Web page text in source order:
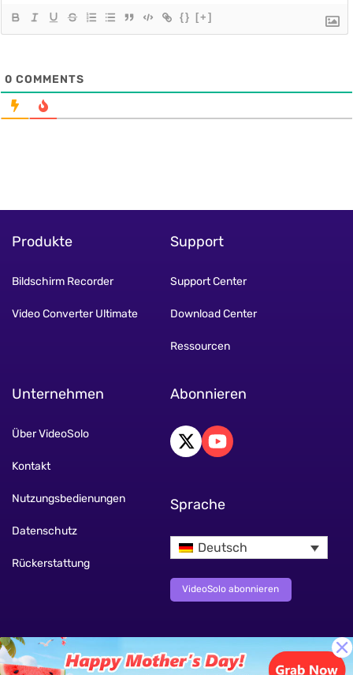
{} [+]
0 COMMENTS
Produkte
Bildschirm Recorder
Video Converter Ultimate
Support
Support Center
Download Center
Ressourcen
Unternehmen
Über VideoSolo
Kontakt
Nutzungsbedienungen
Datenschutz
Rückerstattung
Abonnieren
Sprache
Deutsch
VideoSolo abonnieren